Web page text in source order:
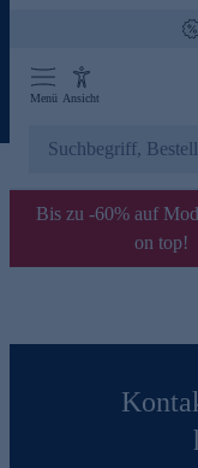
Menü Ansicht
Bis zu -60% auf
on top!